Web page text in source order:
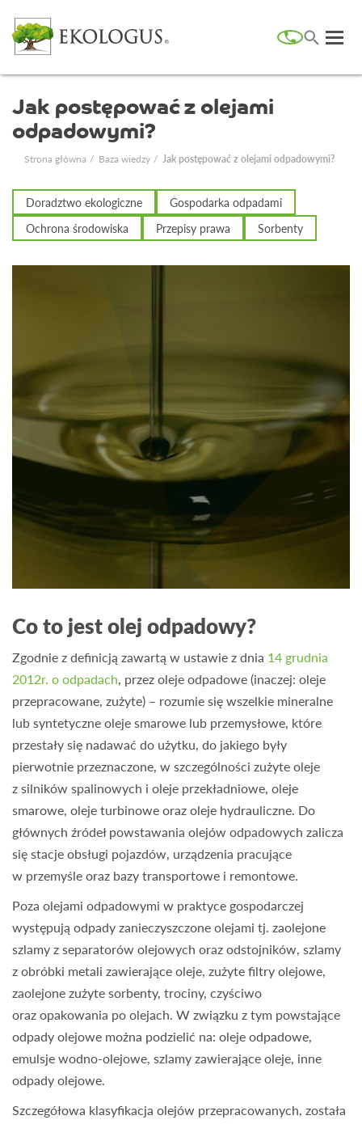
Jak postępować z olejami
odpadowymi?
Strona główna Baza wiedzy Jak postępować z olejami odpadowymi?
Doradztwo ekologiczne
Gospodarka odpadami
Ochrona środowiska
Przepisy prawa Sorbenty
Co to jest olej odpadowy?
Zgodnie z definicją zawartą w ustawie z dnia 14 grudnia
2012r. o odpadach, przez oleje odpadowe (inaczej: oleje
przepracowane, zużyte) – rozumie się wszelkie mineralne
lub syntetyczne oleje smarowe lub przemysłowe, które
przestały się nadawać do użytku, do jakiego były
pierwotnie przeznaczone, w szczególności zużyte oleje
z silników spalinowych i oleje przekładniowe, oleje
smarowe, oleje turbinowe oraz oleje hydrauliczne. Do
głównych źródeł powstawania olejów odpadowych zalicza
się stacje obsługi pojazdów, urządzenia pracujące
w przemyśle oraz bazy transportowe i remontowe.
Poza olejami odpadowymi w praktyce gospodarczej
występują odpady zanieczyszczone olejami tj. zaolejone
szlamy z separatorów olejowych oraz odstojników, szlamy
z obróbki metali zawierające oleje, zużyte filtry olejowe,
zaolejone zużyte sorbenty, trociny, czyściwo
oraz opakowania po olejach. W związku z tym powstające
odpady olejowe można podzielić na: oleje odpadowe,
emulsje wodno-olejowe, szlamy zawierające oleje, inne
odpady olejowe.
Szczegółowa klasyfikacja olejów przepracowanych, została